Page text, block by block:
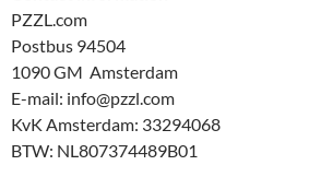
PZZL.com
Postbus 94504
1090 GM Amsterdam
E-mail: info@pzzl.com
KvK Amsterdam: 33294068
BTW: NL807374489B01